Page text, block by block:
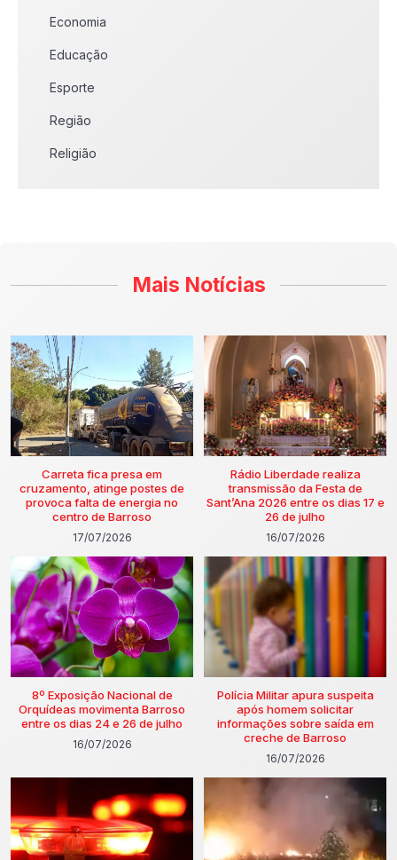
Economia
Educação
Esporte
Região
Religião
Mais Notícias
Carreta fica presa em
cruzamento, atinge postes de
provoca falta de energia no
centro de Barroso
17/07/2026
Rádio Liberdade realiza
transmissão da Festa de
Sant’Ana 2026 entre os dias 17 e
26 de julho
16/07/2026
8º Exposição Nacional de
Orquídeas movimenta Barroso
entre os dias 24 e 26 de julho
16/07/2026
Polícia Militar apura suspeita
após homem solicitar
informações sobre saída em
creche de Barroso
16/07/2026